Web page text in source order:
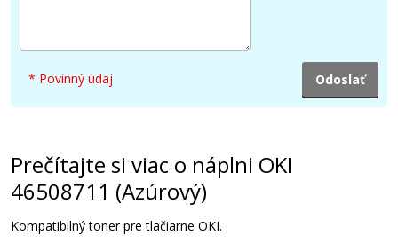
OKI 46508710 (Purpurový)
* Povinný údaj
Prečítajte si viac o náplni OKI
46508711 (Azúrový)
Kompatibilný toner pre tlačiarne OKI.